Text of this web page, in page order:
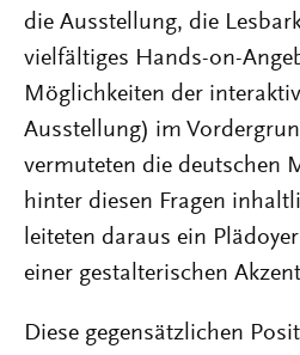
die Ausstellung, die
vielfältiges Hands-on-
Möglichkeiten der
Ausstellung) im
vermuteten die deutschen
hinter diesen Fragen
leiteten daraus ein
einer gestalterischen
Diese gegensätzlichen